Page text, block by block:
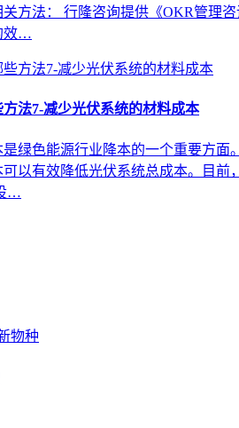
方法： 行隆咨询提供《OKR管理
效…
法7-减少光伏系统的材料成本
绿色能源行业降本的一个重要方
以有效降低光伏系统总成本。目
…
物种